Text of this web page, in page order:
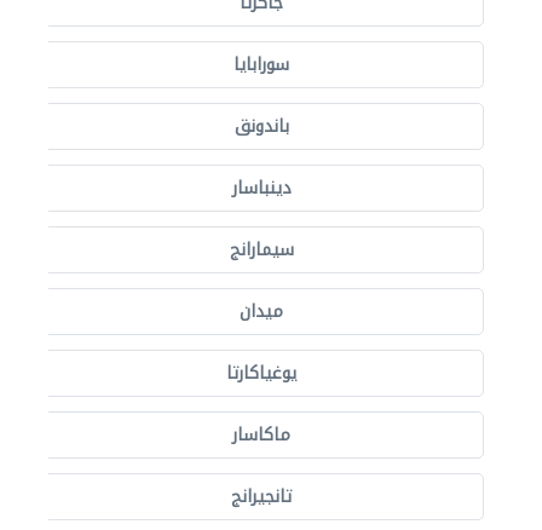
سورابايا
باندونق
دينباسار
سيمارانج
ميدان
يوغياكارتا
ماكاسار
تانجيرانج